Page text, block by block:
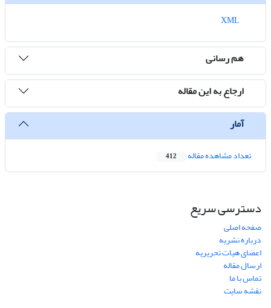
هم رسانی
ارجاع به این مقاله
آمار
تعداد مشاهده مقاله 412
دسترسی سریع
صفحه اصلی
درباره نشریه
اعضای هیات تحریریه
ارسال مقاله
تماس با ما
نقشه سایت